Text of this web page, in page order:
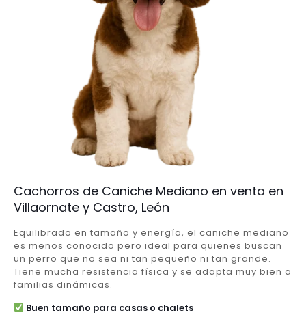
Cachorros de Caniche Mediano en venta en
Villaornate y Castro, León
Equilibrado en tamaño y energía, el caniche mediano
es menos conocido pero ideal para quienes buscan
un perro que no sea ni tan pequeño ni tan grande.
Tiene mucha resistencia física y se adapta muy bien a
familias dinámicas.
Buen tamaño para casas o chalets